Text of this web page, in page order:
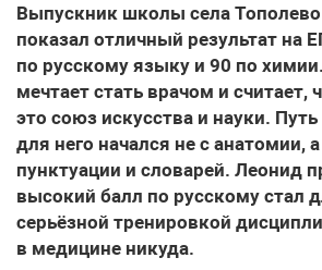
Выпускник школы села
показал отличный результат на
по русскому языку и 90 по
мечтает стать врачом и
это союз искусства и науки.
для него начался не с анатомии,
пунктуации и словарей. Леонид
высокий балл по русскому стал
серьёзной тренировкой
в медицине никуда.